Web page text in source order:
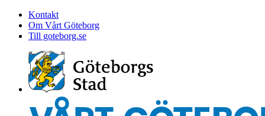
Kontakt
Om Vårt Göteborg
Till goteborg.se